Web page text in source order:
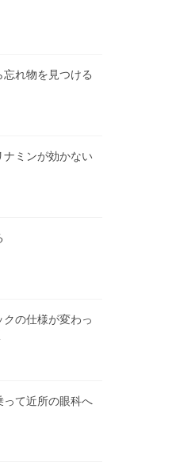
れ物を見つける
ナミンが効かない
クの仕様が変わっ
って近所の眼科へ